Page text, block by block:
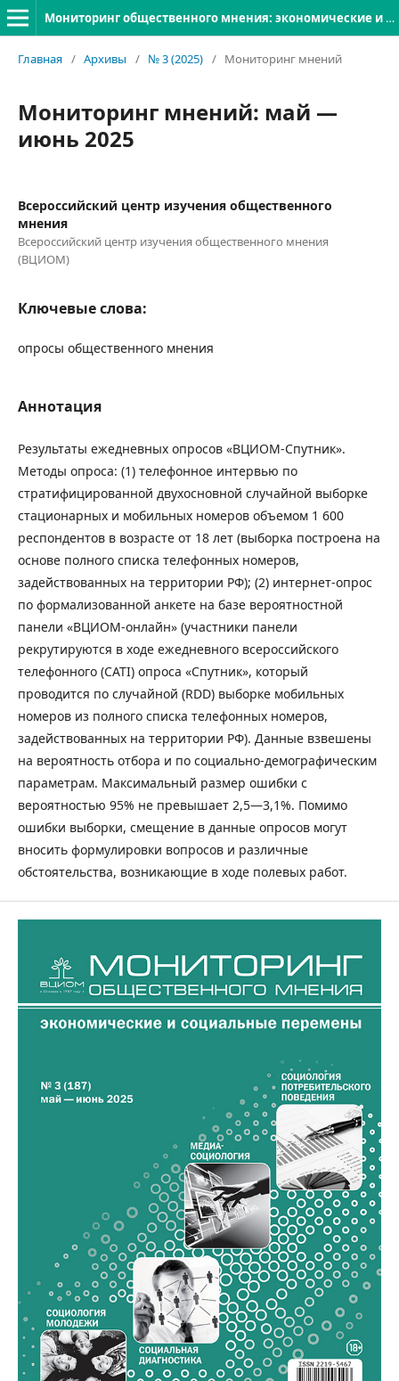
Мониторинг общественного мнения: экономические и социальные перемены
Главная / Архивы / № 3 (2025) / Мониторинг мнений
Мониторинг мнений: май —
июнь 2025
Всероссийский центр изучения общественного
мнения
Всероссийский центр изучения общественного мнения
(ВЦИОМ)
Ключевые слова:
опросы общественного мнения
Аннотация
Результаты ежедневных опросов «ВЦИОМ-Спутник».
Методы опроса: (1) телефонное интервью по
стратифицированной двухосновной случайной выборке
стационарных и мобильных номеров объемом 1 600
респондентов в возрасте от 18 лет (выборка построена на
основе полного списка телефонных номеров,
задействованных на территории РФ); (2) интернет-опрос
по формализованной анкете на базе вероятностной
панели «ВЦИОМ-онлайн» (участники панели
рекрутируются в ходе ежедневного всероссийского
телефонного (CATI) опроса «Спутник», который
проводится по случайной (RDD) выборке мобильных
номеров из полного списка телефонных номеров,
задействованных на территории РФ). Данные взвешены
на вероятность отбора и по социально-демографическим
параметрам. Максимальный размер ошибки с
вероятностью 95% не превышает 2,5—3,1%. Помимо
ошибки выборки, смещение в данные опросов могут
вносить формулировки вопросов и различные
обстоятельства, возникающие в ходе полевых работ.